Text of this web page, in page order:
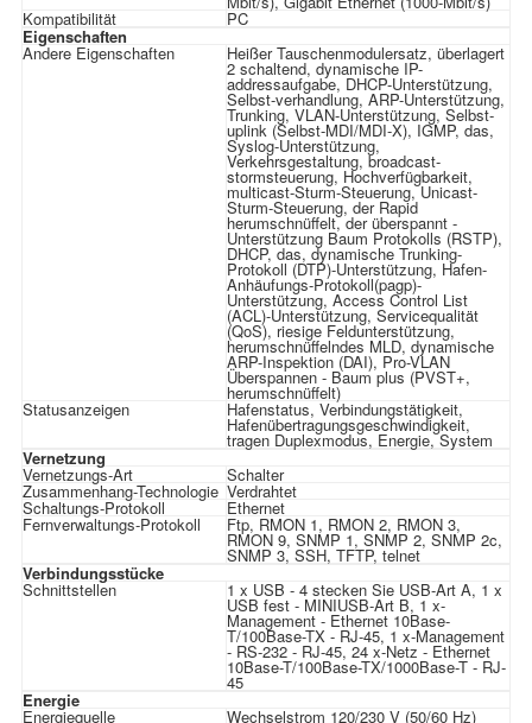
Kompatibilität PC
Eigenschaften
Andere Eigenschaften Heißer Tauschenmodulersatz, überlagert
2 schaltend, dynamische IP-
addressaufgabe, DHCP-Unterstützung,
Selbst-verhandlung, ARP-Unterstützung,
Trunking, VLAN-Unterstützung, Selbst-
uplink (Selbst-MDI/MDI-X), IGMP, das,
Syslog-Unterstützung,
Verkehrsgestaltung, broadcast-
stormsteuerung, Hochverfügbarkeit,
multicast-Sturm-Steuerung, Unicast-
Sturm-Steuerung, der Rapid
herumschnüffelt, der überspannt -
Unterstützung Baum Protokolls (RSTP),
DHCP, das, dynamische Trunking-
Protokoll (DTP)-Unterstützung, Hafen-
Anhäufungs-Protokoll(pagp)-
Unterstützung, Access Control List
(ACL)-Unterstützung, Servicequalität
(QoS), riesige Feldunterstützung,
herumschnüffelndes MLD, dynamische
ARP-Inspektion (DAI), Pro-VLAN
Überspannen - Baum plus (PVST+,
herumschnüffelt)
Statusanzeigen Hafenstatus, Verbindungstätigkeit,
Hafenübertragungsgeschwindigkeit,
tragen Duplexmodus, Energie, System
Vernetzung
Vernetzungs-Art Schalter
Zusammenhang-Technologie Verdrahtet
Schaltungs-Protokoll Ethernet
Fernverwaltungs-Protokoll Ftp, RMON 1, RMON 2, RMON 3,
RMON 9, SNMP 1, SNMP 2, SNMP 2c,
SNMP 3, SSH, TFTP, telnet
Verbindungsstücke
Schnittstellen 1 x USB - 4 stecken Sie USB-Art A, 1 x
USB fest - MINIUSB-Art B, 1 x-
Management - Ethernet 10Base-
T/100Base-TX - RJ-45, 1 x-Management
- RS-232 - RJ-45, 24 x-Netz - Ethernet
10Base-T/100Base-TX/1000Base-T - RJ-
45
Energie
Energiequelle Wechselstrom 120/230 V (50/60 Hz)